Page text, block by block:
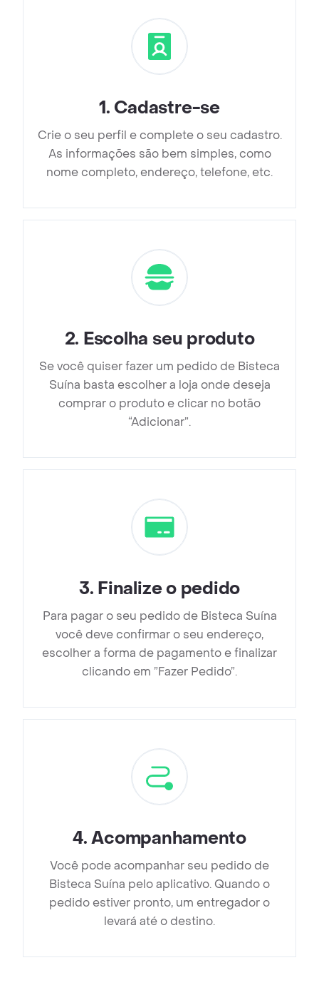
1. Cadastre-se
Crie o seu perfil e complete o seu cadastro.
As informações são bem simples, como
nome completo, endereço, telefone, etc.
2. Escolha seu produto
Se você quiser fazer um pedido de Bisteca
Suína basta escolher a loja onde deseja
comprar o produto e clicar no botão
“Adicionar”.
3. Finalize o pedido
Para pagar o seu pedido de Bisteca Suína
você deve confirmar o seu endereço,
escolher a forma de pagamento e finalizar
clicando em ”Fazer Pedido”.
4.Acompanhamento
Você pode acompanhar seu pedido de
Bisteca Suína pelo aplicativo. Quando o
pedido estiver pronto, um entregador o
levará até o destino.